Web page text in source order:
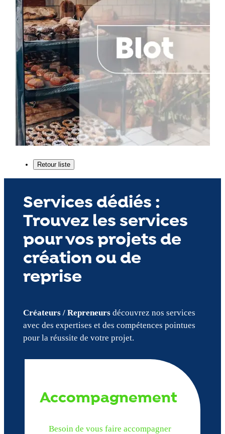
Services dédiés :
Trouvez les services
pour vos projets de
création ou de
reprise
Créateurs / Repreneursdécouvrez nos services
avec des expertises et des compétences pointues
pour la réussite de votre projet.
Accompagnement
Besoin de vous faire accompagner